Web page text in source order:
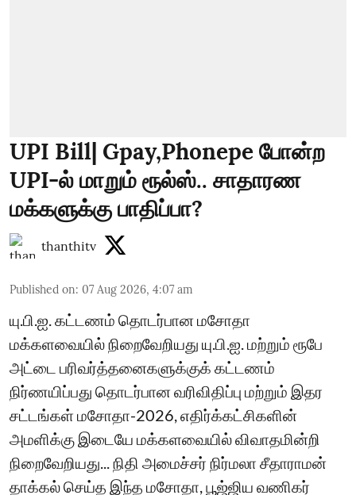
UPI Bill| Gpay,Phonepe போன்ற
UPI-ல் மாறும் ரூல்ஸ்.. சாதாரண
மக்களுக்கு பாதிப்பா?
thanthitv
Published on: 07 Aug 2026, 4:07 am
யு.பி.ஐ. கட்டணம் தொடர்பான மசோதா
மக்களவையில் நிறைவேறியது யு.பி.ஐ. மற்றும் ரூபே
அட்டை பரிவர்த்தனைகளுக்குக் கட்டணம்
நிர்ணயிப்பது தொடர்பான வரிவிதிப்பு மற்றும் இதர
சட்டங்கள் மசோதா-2026, எதிர்க்கட்சிகளின்
அமளிக்கு இடையே மக்களவையில் விவாதமின்றி
நிறைவேறியது... நிதி அமைச்சர் நிர்மலா சீதாராமன்
தாக்கல் செய்த இந்த மசோதா, பூஜ்ஜிய வணிகர்